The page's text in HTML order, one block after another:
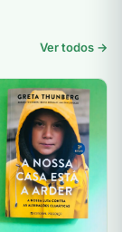
Ver todos →